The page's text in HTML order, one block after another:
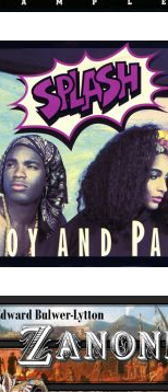
Connect
Facebook
Instagram
X
YouTube
LinkedIn
Pinterest
Tumblr
what3words